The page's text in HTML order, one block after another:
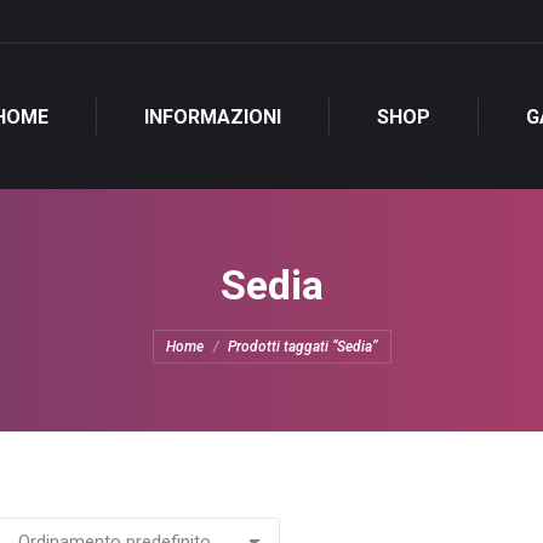
INFORMAZIONI SHOP
Sedia
Tu sei qui:
Home Prodotti taggati “Sedia”